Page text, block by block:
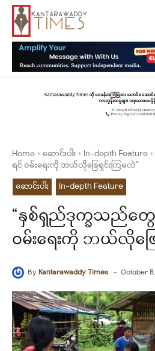
Home ဆောင်းပါး In-depth Feature
ရင် ဝမ်းရေးကို ဘယ်လိုဖြေရှင်းကြမလဲ”
ဆောင်းပါး
In-depth Feature
“နှစ်ရှည်ဒုက္ခသည်တွေ
ဝမ်းရေးကို ဘယ်လိုဖြ
ByKantarawaddy Times - October